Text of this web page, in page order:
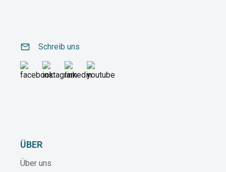
email Schreib uns
ÜBER
Über uns